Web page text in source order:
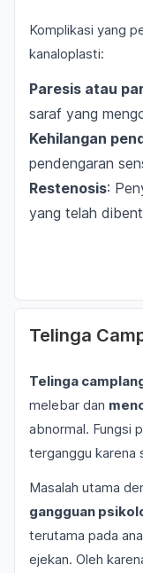
Komplikasi yang
kanaloplasti:
Paresis atau
saraf yang
Kehilangan
pendengaran
Restenosis:
yang telah
Telinga
Telinga
melebar dan
abnormal. Fungsi
terganggu karena
Masalah utama
gangguan
terutama pada
ejekan. Oleh